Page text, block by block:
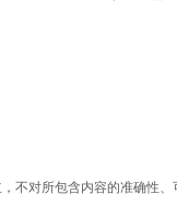
不对所包含内容的准确性、